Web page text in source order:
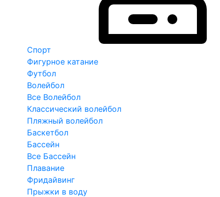
Спорт
Фигурное катание
Футбол
Волейбол
Все Волейбол
Классический волейбол
Пляжный волейбол
Баскетбол
Бассейн
Все Бассейн
Плавание
Фридайвинг
Прыжки в воду